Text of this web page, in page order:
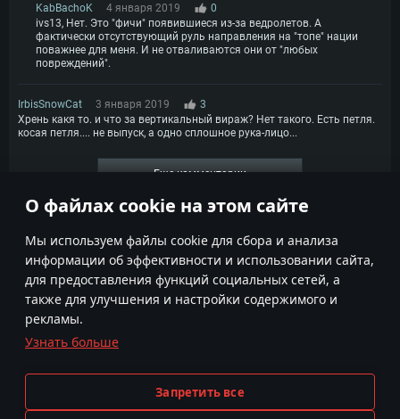
О файлах cookie на этом сайте
Мы используем файлы cookie для сбора и анализа
информации об эффективности и использовании сайта,
для предоставления функций социальных сетей, а
также для улучшения и настройки содержимого и
рекламы.
Узнать больше
Запретить все
KabBachoK 4 января 2019
0
ivs13, Нет. Это "фичи" появившиеся из-за ведролетов. А
фактически отсутствующий руль направления на "топе" нации
поважнее для меня. И не отваливаются они от "любых
повреждений".
IrbisSnowCat 3 января 2019
3
Хрень какя то. и что за вертикальный вираж? Нет такого. Есть петля.
косая петля.... не выпуск, а одно сплошное рука-лицо...
Еще комментарии
Политика конфиденциальности